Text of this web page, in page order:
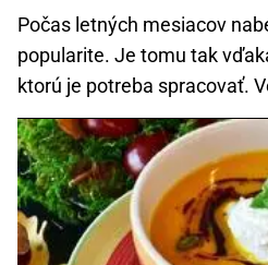
Počas letných mesiacov
popularite. Je tomu tak
ktorú je potreba spracovať.